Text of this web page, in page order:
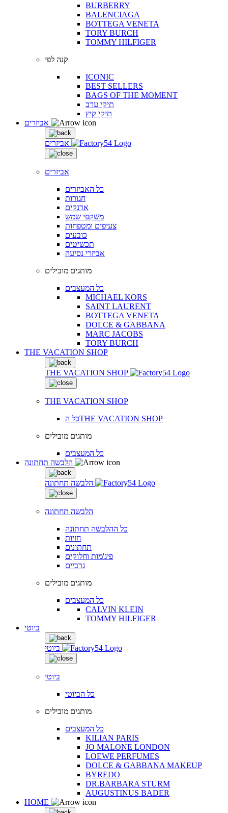
BURBERRY
BALENCIAGA
BOTTEGA VENETA
TORY BURCH
TOMMY HILFIGER
קנה לפי
ICONIC
BEST SELLERS
BAGS OF THE MOMENT
תיקי ערב
תיקי קיץ
אביזרים
אביזרים
כל האביזרים
חגורות
ארנקים
משקפי שמש
צעיפים ומטפחות
כובעים
תכשיטים
אביזרי נסיעה
מותגים מובילים
כל המעצבים
MICHAEL KORS
SAINT LAURENT
BOTTEGA VENETA
DOLCE & GABBANA
MARC JACOBS
TORY BURCH
THE VACATION SHOP
THE VACATION SHOP
THE VACATION SHOP
כל הTHE VACATION SHOP
מותגים מובילים
כל המעצבים
הלבשה תחתונה
הלבשה תחתונה
כל ההלבשה תחתונה
חזיות
תחתונים
פיג'מות וחלוקים
גרביים
מותגים מובילים
כל המעצבים
CALVIN KLEIN
TOMMY HILFIGER
ביוטי
ביוטי
ביוטי
כל הביוטי
מותגים מובילים
כל המעצבים
KILIAN PARIS
JO MALONE LONDON
LOEWE PERFUMES
DOLCE & GABBANA MAKEUP
BYREDO
DR.BARBARA STURM
AUGUSTINUS BADER
HOME